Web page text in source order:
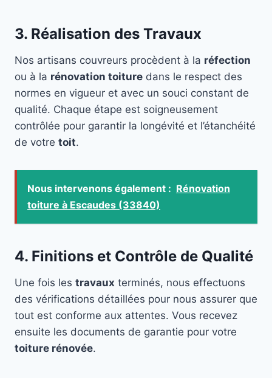
3. Réalisation des Travaux
Nos artisans couvreurs procèdent à la réfection
ou à la rénovation toiture dans le respect des
normes en vigueur et avec un souci constant de
qualité. Chaque étape est soigneusement
contrôlée pour garantir la longévité et l’étanchéité
de votre toit.
Nous intervenons également : Rénovation
toiture à Escaudes (33840)
4. Finitions et Contrôle de Qualité
Une fois les travaux terminés, nous effectuons
des vérifications détaillées pour nous assurer que
tout est conforme aux attentes. Vous recevez
ensuite les documents de garantie pour votre
toiture rénovée.